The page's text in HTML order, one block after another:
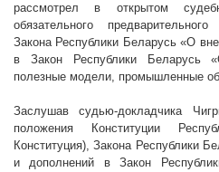
рассмотрел в открытом
обязательного
Закона Республики Беларусь «О
в Закон Республики Беларусь
полезные модели, промышленные
Заслушав судью-докладчика
положения Конституции
Конституция), Закона Республики
и дополнений в Закон